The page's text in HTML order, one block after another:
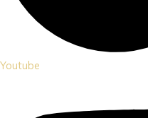
Youtube